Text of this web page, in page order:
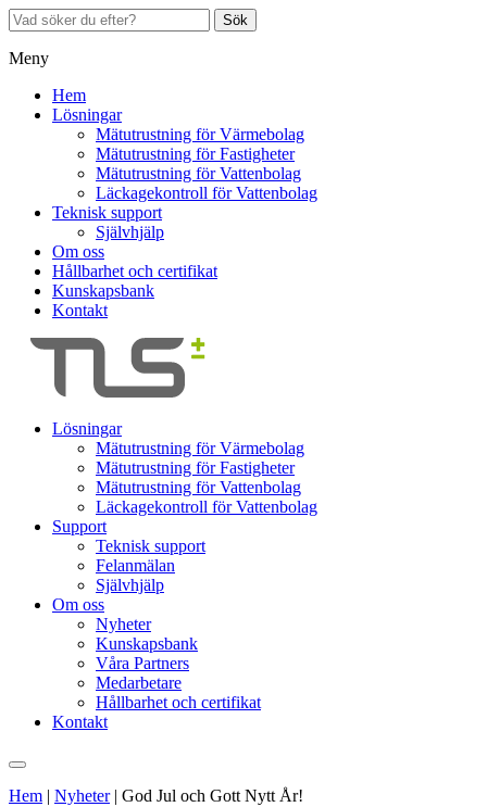
Sök
Meny
Hem
Lösningar
Mätutrustning för Värmebolag
Mätutrustning för Fastigheter
Mätutrustning för Vattenbolag
Läckagekontroll för Vattenbolag
Teknisk support
Självhjälp
Om oss
Hållbarhet och certifikat
Kunskapsbank
Kontakt
Lösningar
Mätutrustning för Värmebolag
Mätutrustning för Fastigheter
Mätutrustning för Vattenbolag
Läckagekontroll för Vattenbolag
Support
Teknisk support
Felanmälan
Självhjälp
Om oss
Nyheter
Kunskapsbank
Våra Partners
Medarbetare
Hållbarhet och certifikat
Kontakt
Hem | Nyheter| God Jul och Gott Nytt År!